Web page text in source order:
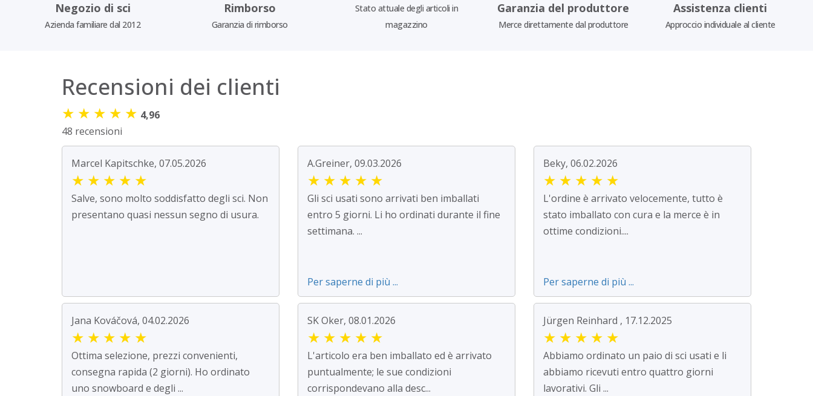
Negozio di sci
Azienda familiare dal 2012
Rimborso
Garanzia di rimborso
Stato attuale degli articoli in
magazzino
Garanzia del produttore
Merce direttamente dal produttore
Assistenza clienti
Approccio individuale al cliente
Recensioni dei clienti
★ ★ ★ ★ ★ 4,96
48 recensioni
Marcel Kapitschke, 07.05.2026
★ ★ ★ ★ ★
Salve, sono molto soddisfatto degli sci. Non
presentano quasi nessun segno di usura.
A.Greiner, 09.03.2026
★ ★ ★ ★ ★
Gli sci usati sono arrivati ben imballati
entro 5 giorni. Li ho ordinati durante il fine
settimana. ...
Per saperne di più ...
Beky, 06.02.2026
★ ★ ★ ★ ★
L'ordine è arrivato velocemente, tutto è
stato imballato con cura e la merce è in
ottime condizioni....
Per saperne di più ...
Jana Kováčová, 04.02.2026
★ ★ ★ ★ ★
Ottima selezione, prezzi convenienti,
consegna rapida (2 giorni). Ho ordinato
uno snowboard e degli ...
SK Oker, 08.01.2026
★ ★ ★ ★ ★
L'articolo era ben imballato ed è arrivato
puntualmente; le sue condizioni
corrispondevano alla desc...
Jürgen Reinhard , 17.12.2025
★ ★ ★ ★ ★
Abbiamo ordinato un paio di sci usati e li
abbiamo ricevuti entro quattro giorni
lavorativi. Gli ...